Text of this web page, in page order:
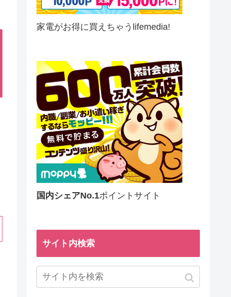
家電がお得に買えちゃうlifemedia!
国内シェアNo.1ポイントサイト
サイト内検索